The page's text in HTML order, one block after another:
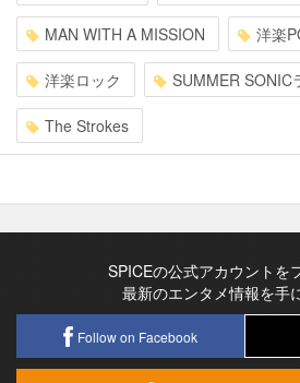
MAN WITH A MISSION 洋楽
洋楽ロック SUMMER SONIC
The Strokes
SPICEの公式アカウントを
最新のエンタメ情報を手
Follow on Facebook